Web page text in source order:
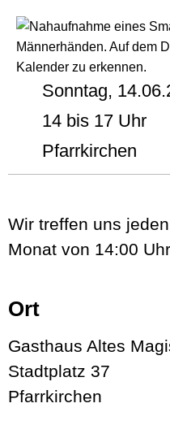
Sonntag,
14 bis 17 Uhr
Pfarrkirchen
Wir treffen uns
Monat von 14:00
Ort
Gasthaus Altes
Stadtplatz 37
Pfarrkirchen